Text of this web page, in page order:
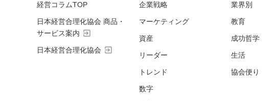
経営コラムTOP
日本経営合理化協会 商品・
サービス案内 exit_to_app
日本経営合理化協会 exit_to_app
企業戦略
マーケティング
資産
リーダー
トレンド
数字
業界別
教育
成功哲学
生活
協会便り